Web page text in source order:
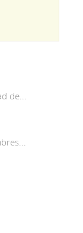
de...